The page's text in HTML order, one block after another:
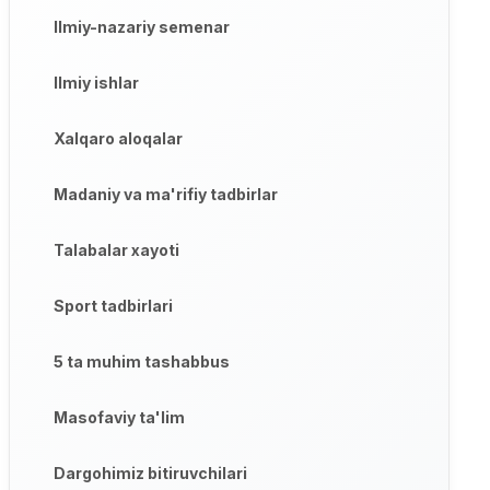
Ilmiy-nazariy semenar
Ilmiy ishlar
Xalqaro aloqalar
Madaniy va ma'rifiy tadbirlar
Talabalar xayoti
Sport tadbirlari
5 ta muhim tashabbus
Masofaviy ta'lim
Dargohimiz bitiruvchilari